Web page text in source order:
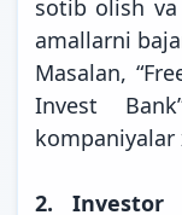
sotib olish va
amallarni
Masalan,
Invest
kompaniyalar
2. Investor